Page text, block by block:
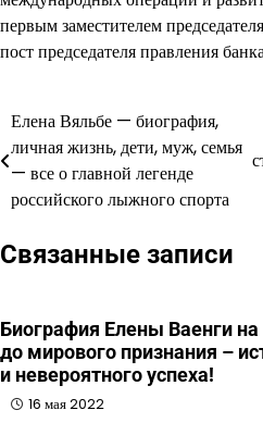
первым заместителем
пост председателя правления
Навигация
по
записям
Елена Вяльбе — биография,
личная жизнь, дети, муж, семья
— все о главной легенде
российского лыжного спорта
Связанные записи
Биография Елены Ваенги
до мирового признания –
и невероятного успеха!
16 мая 2022